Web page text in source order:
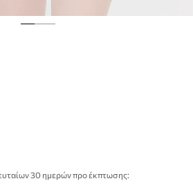
30 ημερών προ έκπτωσης: